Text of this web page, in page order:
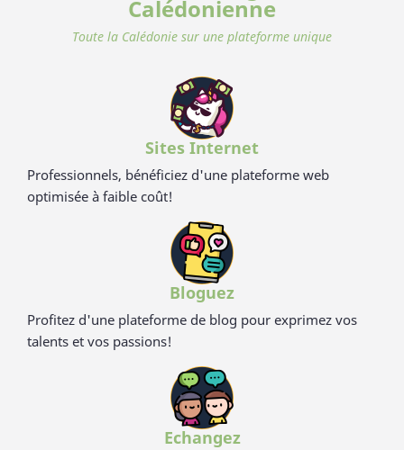
solides, ludiques, pratiques et durables. Contrairement aux
pour la coloration et le vernis, ces articles en cosse de riz sont
TUV (Allemagne), SGS (Suisse), BOKEN (Japon), CTI (Chine),
FDA (USA) pour ses hauts standards en eco-friendliness et
Calédonienne
Toute la Calédonie sur une plateforme unique
Sites Internet
Professionnels, bénéficiez d'une plateforme web
optimisée à faible coût!
Bloguez
Profitez d'une plateforme de blog pour exprimez vos
talents et vos passions!
Echangez